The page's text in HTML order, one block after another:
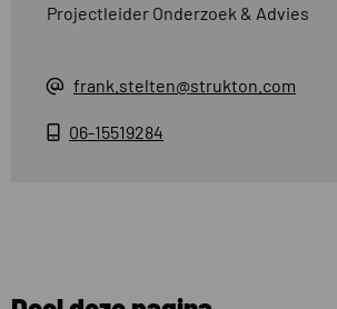
Projectleider Onderzoek & Advies
frank.stelten@strukton.com
06-15519284